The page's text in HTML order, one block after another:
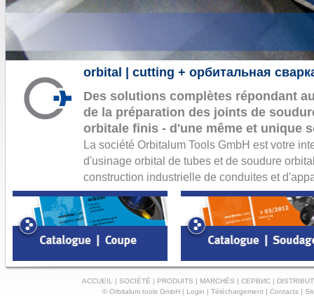
orbital | cutting + орбитальная
Des solutions complètes répondant
de la préparation des joints de
orbitale finis - d'une même et unique
La société Orbitalum Tools GmbH est votre
d'usinage orbital de tubes et de soudure
construction industrielle de conduites et
ACCUEIL | SOCIÉTÉ | PRODUITS | MARCHÉS | СЕРВИС |
© Orbitalum tools GmbH | Login | Téléchargement| Contacts|